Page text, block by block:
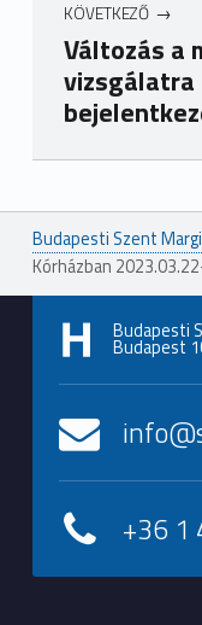
KÖVETKEZŐ
Változás a
Ugrás a főmenühöz
Budapesti Szent
Kórházban
Budapesti
Budapest
+36 1